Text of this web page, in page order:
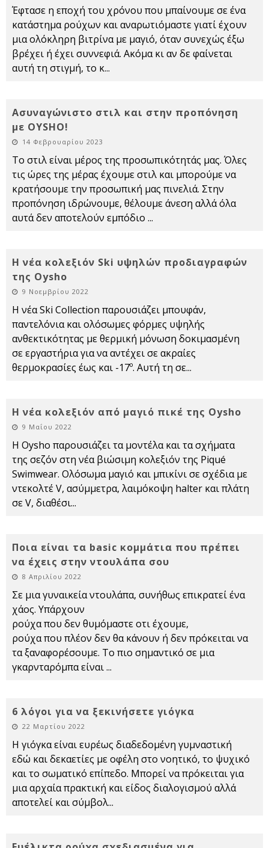
Έφτασε η εποχή του χρόνου που μπαίνουμε σε ένα
κατάστημα ρούχων και αναρωτιόμαστε γιατί έχουν
μια ολόκληρη βιτρίνα με μαγιό, όταν συνεχώς έξω
βρέχει ή έχει συννεφιά. Ακόμα κι αν δε φαίνεται
αυτή τη στιγμή, το κ...
Ασυναγώνιστο στιλ και στην προπόνηση
με OYSHO!
14 Φεβρουαρίου 2023
Το στιλ είναι μέρος της προσωπικότητάς μας. Όλες
τις ώρες της μέρας έχουμε στιλ και μπορούμε να
κρατήσουμε την προσωπική μας πινελιά. Στην
προπόνηση ιδρώνουμε, θέλουμε άνεση αλλά όλα
αυτά δεν αποτελούν εμπόδιο ...
Η νέα κολεξιόν Ski υψηλών προδιαγραφών
της Oysho
9 Νοεμβρίου 2022
Η νέα Ski Collection παρουσιάζει μπουφάν,
παντελόνια και ολόσωμες φόρμες υψηλής
ανθεκτικότητας με θερμική μόνωση δοκιμασμένη
σε εργαστήρια για να αντέχει σε ακραίες
θερμοκρασίες έως και -17º. Αυτή τη σε...
Η νέα κολεξιόν από μαγιό πικέ της Oysho
9 Μαΐου 2022
Η Oysho παρουσιάζει τα μοντέλα και τα σχήματα
της σεζόν στη νέα βιώσιμη κολεξιόν της Piqué
Swimwear. Ολόσωμα μαγιό και μπικίνι σε σχέδια με
ντεκολτέ V, ασύμμετρα, λαιμόκοψη halter και πλάτη
σε V, διαθέσι...
Ποια είναι τα basic κομμάτια που πρέπει
να έχεις στην ντουλάπα σου
8 Απριλίου 2022
Σε μια γυναικεία ντουλάπα, συνήθως επικρατεί ένα
χάος. Υπάρχουν
ρούχα που δεν θυμόμαστε οτι έχουμε,
ρούχα που πλέον δεν θα κάνουν ή δεν πρόκειται να
τα ξαναφορέσουμε. Το πιο σημαντικό σε μια
γκαρνταρόμπα είναι...
6 λόγοι για να ξεκινήσετε γιόγκα
22 Μαρτίου 2022
Η γιόγκα είναι ευρέως διαδεδομένη γυμναστική
εδώ και δεκαετίες με οφέλη στο νοητικό, το ψυχικό
και το σωματικό επίπεδο. Μπορεί να πρόκειται για
μια αρχαία πρακτική και είδος διαλογισμού αλλά
αποτελεί και σύμβολ...